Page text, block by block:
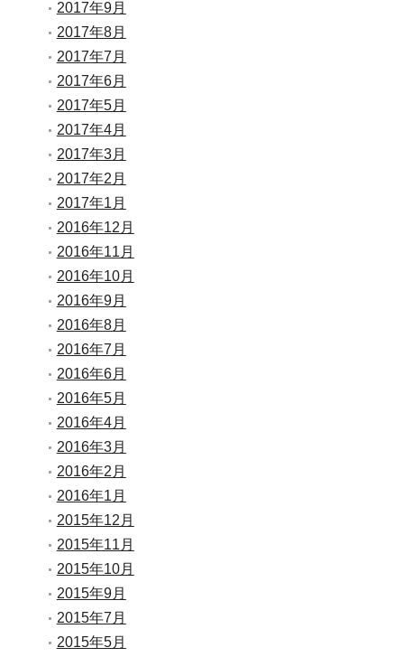
2017年9月
2017年8月
2017年7月
2017年6月
2017年5月
2017年4月
2017年3月
2017年2月
2017年1月
2016年12月
2016年11月
2016年10月
2016年9月
2016年8月
2016年7月
2016年6月
2016年5月
2016年4月
2016年3月
2016年2月
2016年1月
2015年12月
2015年11月
2015年10月
2015年9月
2015年7月
2015年5月